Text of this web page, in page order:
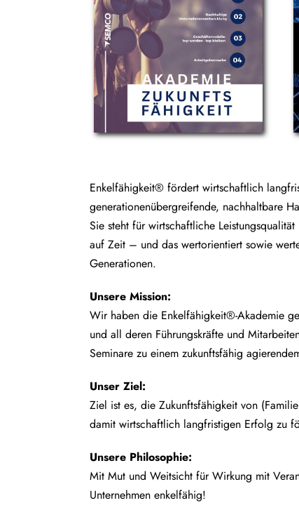
Enkelfähigkeit® fördert wirtschaftlich
generationenübergreifende, nachhaltbare
Sie steht für wirtschaftliche
auf Zeit – und das wertorientiert sowie
Generationen.
Unsere Mission:
Wir haben die Enkelfähigkeit®-Akademie
und all deren Führungskräfte und
Seminare zu einem zukunftsfähig
Unser Ziel:
Ziel ist es, die Zukunftsfähigkeit von
damit wirtschaftlich langfristigen Erfolg zu
Unsere Philosophie:
Mit Mut und Weitsicht für Wirkung mit
Unternehmen enkelfähig!